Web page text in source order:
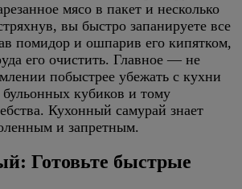
мясо в пакет и несколько
вы быстро запанируете все
помидор и ошпарив его кипятком,
его очистить. Главное — не
побыстрее убежать с кухни
бульонных кубиков и тому
Кухонный самурай знает
и запретным.
Готовьте быстрые